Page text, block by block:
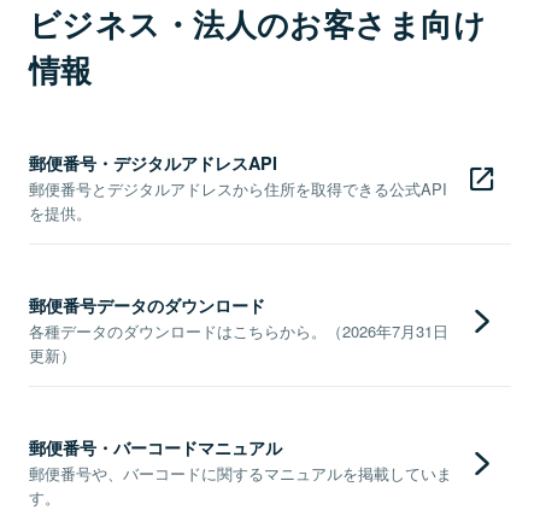
ビジネス・法人のお客さま向け
情報
郵便番号・デジタルアドレスAPI
郵便番号とデジタルアドレスから住所を取得できる公式API
を提供。
郵便番号データのダウンロード
各種データのダウンロードはこちらから。（2026年7月31日
更新）
郵便番号・バーコードマニュアル
郵便番号や、バーコードに関するマニュアルを掲載していま
す。